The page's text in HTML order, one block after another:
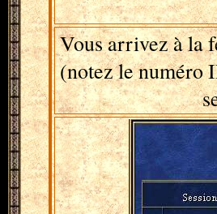
Vous arrivez à la
(notez le numéro